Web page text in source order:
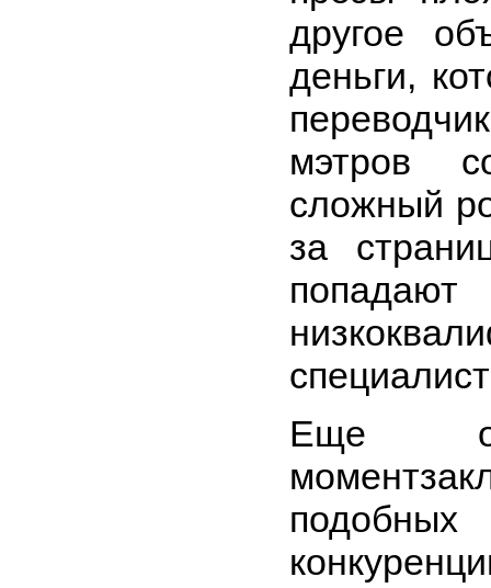
другое
деньги,
мэтров
сложный
за
Еще
момент